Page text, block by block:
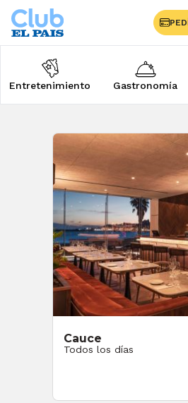
Entretenimiento Gastronomía
Gastronomía
Comercios y Eventos
Cauce
Todos los días